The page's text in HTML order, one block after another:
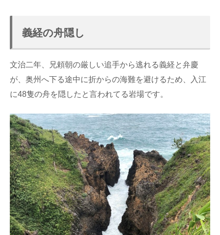
義経の舟隠し
文治二年、兄頼朝の厳しい追手から逃れる義経と弁慶
が、奥州へ下る途中に折からの海難を避けるため、入江
に48隻の舟を隠したと言われてる岩場です。